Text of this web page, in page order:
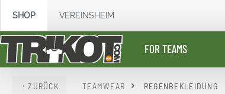
Zur Hauptnavigation springen
SHOP VEREINSHEIM
FOR TEAMS
ZURÜCK TEAMWEAR REGENBEKLEIDUNG